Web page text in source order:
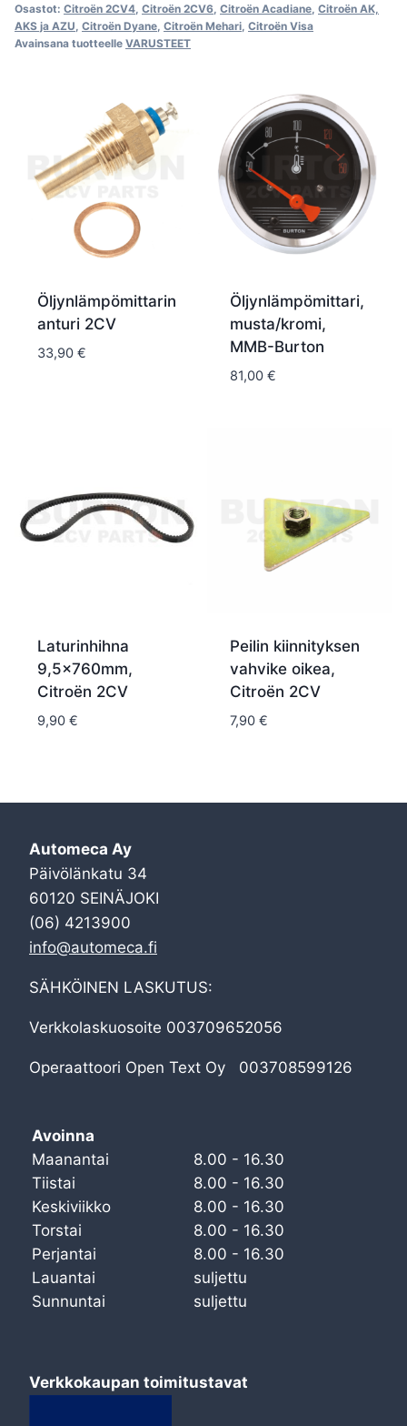
Osastot: Citroën 2CV4 Citroën 2CV6 Citroën Acadiane Citroën AK,
AKS ja AZU Citroën Dyane Citroën Mehari Citroën Visa
Avainsana tuotteelle VARUSTEET
Öljynlämpömittarin
anturi 2CV
33,90 €
Öljynlämpömittari,
musta/kromi,
MMB-Burton
81,00 €
Laturinhihna
9,5x760mm,
Citroën 2CV
9,90 €
Peilin kiinnityksen
vahvike oikea,
Citroën 2CV
7,90 €
Automeca Ay
Päivölänkatu 34
60120 SEINÄJOKI
(06) 4213900
info@automeca.fi
SÄHKÖINEN LASKUTUS:
Verkkolaskuosoite 003709652056
Operaattoori Open Text Oy 003708599126
Avoinna
Maanantai
8.00 - 16.30
Tiistai
8.00 - 16.30
Keskiviikko
8.00 - 16.30
Torstai
8.00 - 16.30
Perjantai
8.00 - 16.30
Lauantai
suljettu
Sunnuntai
suljettu
Verkkokaupan toimitustavat